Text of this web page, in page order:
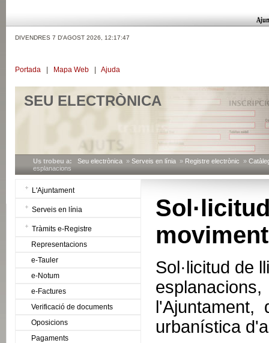
DIVENDRES 7 D'AGOST 2026, 12:17:48
Portada Mapa Web Ajuda
SEU ELECTRÒNICA
Us trobeu a: Seu electrònica » Serveis en línia » Registre electrònic »
esplanacions
L'Ajuntament
Serveis en línia
Tràmits e-Registre
Representacions
e-Tauler
e-Notum
e-Factures
Verificació de documents
Oposicions
Pagaments
Sol·licitud de
urbanística